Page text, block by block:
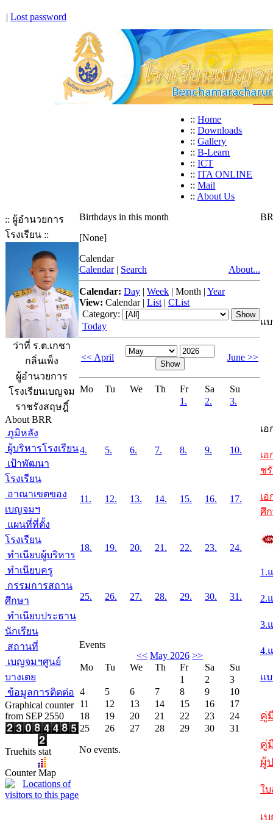
| Lost password
:: Home
:: Downloads
:: Gallery
:: B-Learn
:: ICT
:: ITA ONLINE
:: Mail
:: About Us
:: ผู้อำนวยการ
โรงเรียน ::
ว่าที่ ร.ต.เกชา
กลิ่นเพ็ง
ผู้อำนวยการ
โรงเรียนเบญจม
ราชรังสฤษฎิ์
About BRR
ภูมิหลัง
ผู้บริหารโรงเรียน
เป้าพัฒนา
โรงเรียน
อาณาเขตของ
เบญจมฯ
แผนที่ที่ตั้ง
โรงเรียน
ทำเนียบผู้บริหาร
ทำเนียบครู
กรรมการสถาน
ศึกษา
ทำเนียบประธาน
นักเรียน
สถานที่
เบญจมฯศูนย์
บางเตย
ข้อมูลการติดต่อ
Graphical counter
from SEP 2550
Truehits stat
Counter Map
Birthdays in this month
[None]
Calendar
Calendar | Search About...
Calendar: Day | Week | Month | Year
View: Calendar| List | CList
Category:
Today
<< April June >>
Mo Tu We Th Fr Sa
Su
1.
2. 3.
4. 5. 6. 7. 8. 9. 10.
11. 12. 13. 14. 15. 16. 17.
18. 19. 20. 21. 22. 23. 24.
25. 26. 27. 28. 29. 30. 31.
Events
<< May 2026 >>
Mo
Tu We Th Fr Sa
Su
1
2
3
4
5 6 7 8 9
10
11
12 13 14 15 16
17
18
19 20 21 22 23
24
25
26 27 28 29 30 31
No events.
แ
เ
เ
ช
เ
ศึ
1.
2.
3.
4.
แ
คู่
คู่
ผู้
ใ
เ